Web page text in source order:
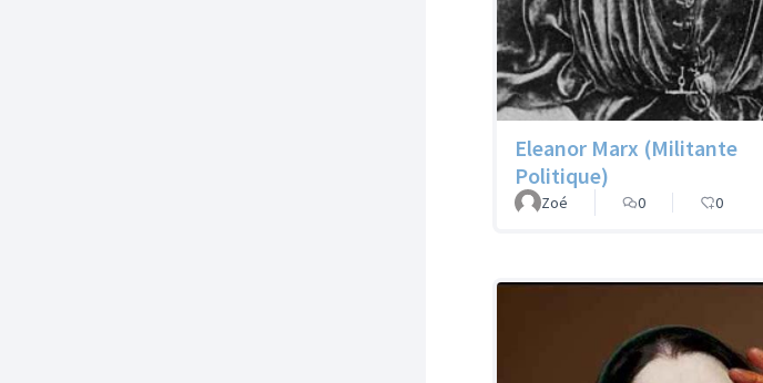
Eleanor Marx (Militante
Politique)
Zoé 0 0